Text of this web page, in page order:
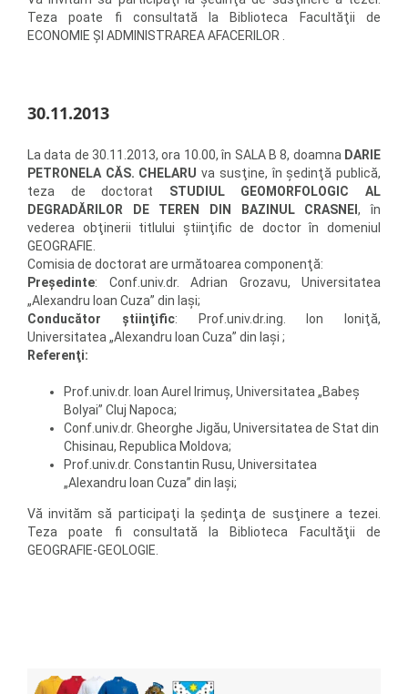
Teza poate fi consultată la Biblioteca Facultăţii de
ECONOMIE ŞI ADMINISTRAREA AFACERILOR .
30.11.2013
La data de 30.11.2013, ora 10.00, în SALA B 8, doamna DARIE
PETRONELA CĂS. CHELARU va susţine, în şedinţă publică,
teza de doctorat STUDIUL GEOMORFOLOGIC AL
DEGRADĂRILOR DE TEREN DIN BAZINUL CRASNEI, în
vederea obţinerii titlului ştiinţific de doctor în domeniul
GEOGRAFIE.
Comisia de doctorat are următoarea componenţă:
Preşedinte: Conf.univ.dr. Adrian Grozavu, Universitatea
„Alexandru Ioan Cuza” din Iaşi;
Conducător ştiinţific: Prof.univ.dr.ing. Ion Ioniţă,
Universitatea „Alexandru Ioan Cuza” din Iaşi ;
Referenţi:
Prof.univ.dr. Ioan Aurel Irimuş, Universitatea „Babeş
Bolyai” Cluj Napoca;
Conf.univ.dr. Gheorghe Jigău, Universitatea de Stat din
Chisinau, Republica Moldova;
Prof.univ.dr. Constantin Rusu, Universitatea
„Alexandru Ioan Cuza” din Iaşi;
Vă invităm să participaţi la şedinţa de susţinere a tezei.
Teza poate fi consultată la Biblioteca Facultăţii de
GEOGRAFIE-GEOLOGIE.